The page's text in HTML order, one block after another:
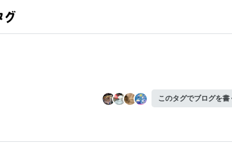
このタグでブログを書